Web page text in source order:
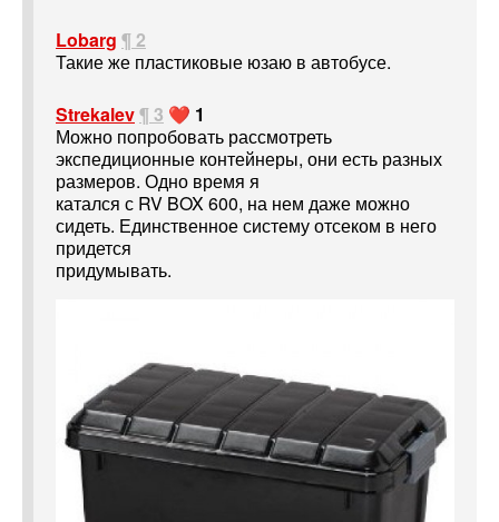
Lobarg ¶ 2
Такие же пластиковые юзаю в автобусе.
Strekalev¶ 3 ❤️ 1
Можно попробовать рассмотреть
экспедиционные контейнеры, они есть разных
размеров. Одно время я
катался с RV BOX 600, на нем даже можно
сидеть. Единственное систему отсеком в него
придется
придумывать.